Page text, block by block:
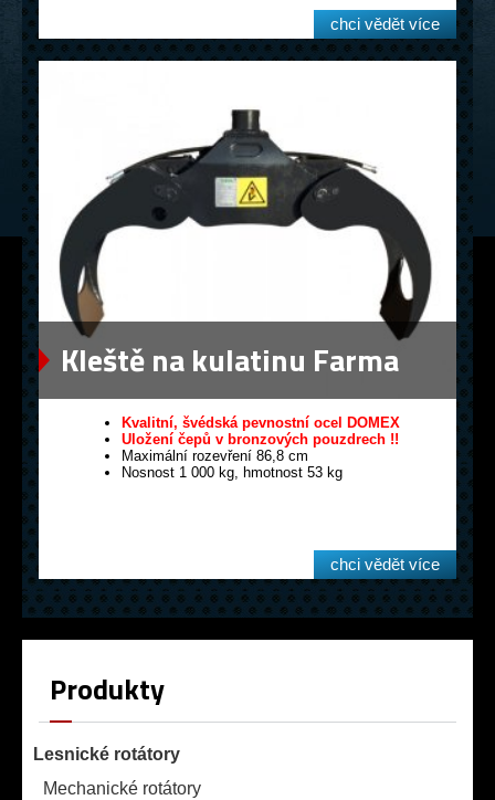
chci vědět více
Kleště na kulatinu Farma
0,12
Kvalitní, švédská pevnostní ocel DOMEX
Uložení čepů v bronzových pouzdrech !!
Maximální rozevření 86,8 cm
Nosnost 1 000 kg, hmotnost 53 kg
chci vědět více
Produkty
Lesnické rotátory
Mechanické rotátory